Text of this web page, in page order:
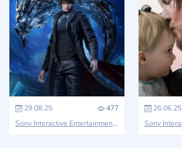
29.08.25
477
Sony Interactive Entertainment
26.06.25